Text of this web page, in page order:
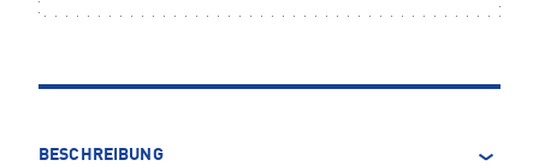
BESCHREIBUNG